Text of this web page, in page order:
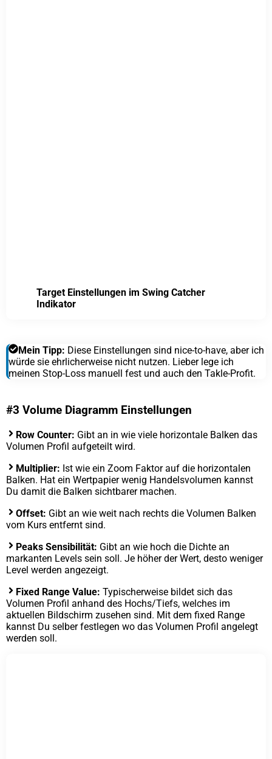
Target Einstellungen im Swing Catcher
Indikator
Mein Tipp: Diese Einstellungen sind nice-to-have, aber ich
würde sie ehrlicherweise nicht nutzen. Lieber lege ich
meinen Stop-Loss manuell fest und auch den Takle-Profit.
#3 Volume Diagramm Einstellungen
Row Counter: Gibt an in wie viele horizontale Balken das
Volumen Profil aufgeteilt wird.
Multiplier: Ist wie ein Zoom Faktor auf die horizontalen
Balken. Hat ein Wertpapier wenig Handelsvolumen kannst
Du damit die Balken sichtbarer machen.
Offset: Gibt an wie weit nach rechts die Volumen Balken
vom Kurs entfernt sind.
Peaks Sensibilität: Gibt an wie hoch die Dichte an
markanten Levels sein soll. Je höher der Wert, desto weniger
Level werden angezeigt.
Fixed Range Value: Typischerweise bildet sich das
Volumen Profil anhand des Hochs/Tiefs, welches im
aktuellen Bildschirm zusehen sind. Mit dem fixed Range
kannst Du selber festlegen wo das Volumen Profil angelegt
werden soll.